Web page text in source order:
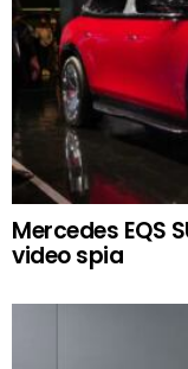
Mercedes EQS
video spia